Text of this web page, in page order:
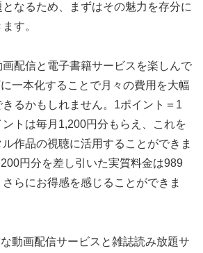
となるため、まずはその魅力を存分に
す。
配信と電子書籍サービスを楽しんで
一本化することで月々の費用を大幅
るかもしれません。1ポイント＝1
トは毎月1,200円分もらえ、これを
作品の視聴に活用することができま
円分を差し引いた実質料金は989
らにお得感を感じることができま
動画配信サービスと雑誌読み放題サ